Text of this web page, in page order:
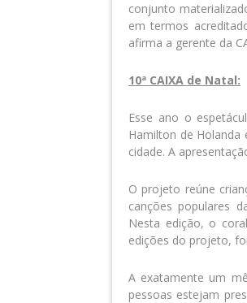
conjunto
em termos
afirma a gerente da
10ª CAIXA de Natal:
Esse ano o
Hamilton de
cidade. A
O projeto reúne
canções populares
Nesta edição, o
edições do projeto,
A exatamente um
pessoas estejam